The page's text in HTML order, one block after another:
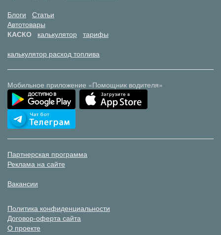
Блоги
Статьи
Автотовары
КАСКО
калькулятор тарифы
калькулятор расход топлива
Мобильное приложение «Помощник водителя»
Партнерская программа
Реклама на сайте
Вакансии
Политика конфиденциальности
Договор-оферта сайта
О проекте